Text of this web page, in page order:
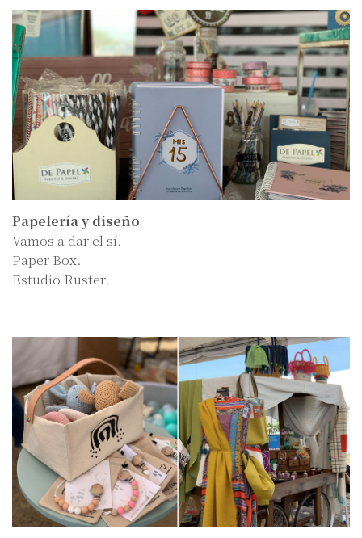
Papelería y diseño
Vamos a dar el sí.
Paper Box.
Estudio Ruster.